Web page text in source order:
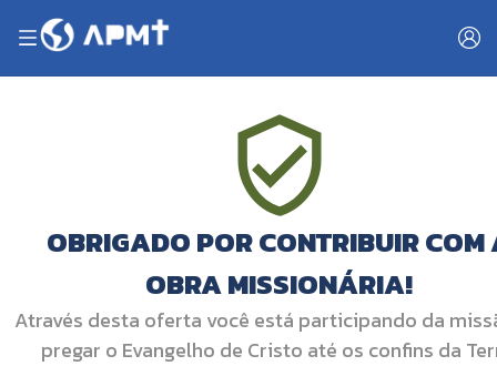
OBRIGADO POR CONTRIBUIR COM
OBRA MISSIONÁRIA!
Através desta oferta você está participando da
pregar o Evangelho de Cristo até os confins da